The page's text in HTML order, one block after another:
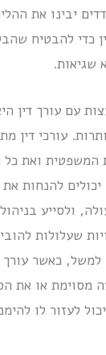
יבינו את
כדי להבטיח
שגיאות.
עם עורך דין
עורכי דין
המשפטית ואת כל
יכולים להנחות
ולסייע
שעלולות
למשל, כאשר עורך
מסוימת או את
לעזור לו